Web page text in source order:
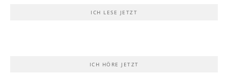
ICH LESE JETZT
ICH HÖRE JETZT